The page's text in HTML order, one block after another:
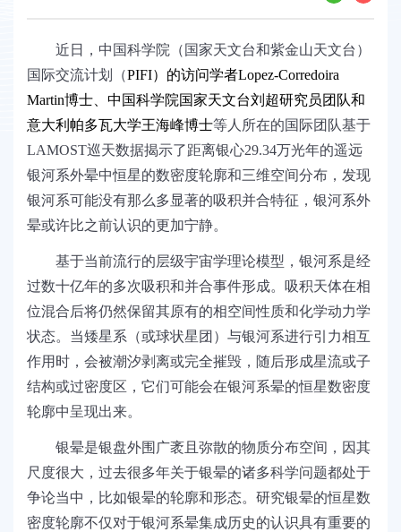
近日，中国科学院（国家天文台和紫金山天文台）
国际交流计划（PIFI）的访问学者Lopez-Corredoira
Martin博士、中国科学院国家天文台刘超研究员团队和
意大利帕多瓦大学王海峰博士等人所在的国际团队基于
LAMOST巡天数据揭示了距离银心29.34万光年的遥远
银河系外晕中恒星的数密度轮廓和三维空间分布，发现
银河系可能没有那么多显著的吸积并合特征，银河系外
晕或许比之前认识的更加宁静。
基于当前流行的层级宇宙学理论模型，银河系是经
过数十亿年的多次吸积和并合事件形成。吸积天体在相
位混合后将仍然保留其原有的相空间性质和化学动力学
状态。当矮星系（或球状星团）与银河系进行引力相互
作用时，会被潮汐剥离或完全摧毁，随后形成星流或子
结构或过密度区，它们可能会在银河系晕的恒星数密度
轮廓中呈现出来。
银晕是银盘外围广袤且弥散的物质分布空间，因其
尺度很大，过去很多年关于银晕的诸多科学问题都处于
争论当中，比如银晕的轮廓和形态。研究银晕的恒星数
密度轮廓不仅对于银河系晕集成历史的认识具有重要的